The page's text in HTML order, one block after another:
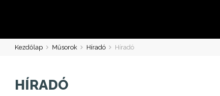
Kezdőlap Műsorok Híradó Híradó
HÍRADÓ